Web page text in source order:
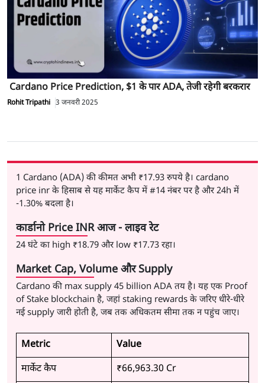
Cardano Price Prediction, $1 के पार ADA, तेजी रहेगी बरकरार
Rohit Tripathi 3 जनवरी 2025
1 Cardano (ADA) की कीमत अभी ₹17.93 रुपये है। cardano
price inr के हिसाब से यह मार्केट कैप में#14 नंबर पर है और 24h में
-1.30% बदला है।
कार्डानो Price INR आज - लाइव रेट
24 घंटे का high ₹18.79 और low ₹17.73 रहा।
Market Cap, Volume और Supply
Cardano की max supply 45 billion ADA तय है। यह एक Proof
of Stake blockchain है, जहां staking rewards के जरिए धीरे-धीरे
नई supply जारी होती है, जब तक अधिकतम सीमा तक न पहुंच जाए।
Metric
Value
मार्केट कैप
₹66,963.30 Cr